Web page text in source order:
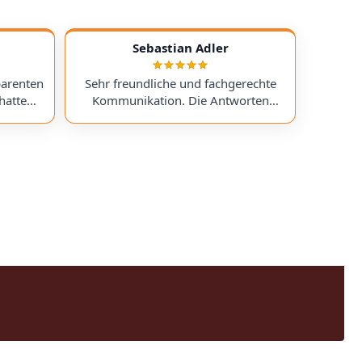
ein
I
Sebastian Adler
Sehr freundliche und fachgerechte
Kommunikation. Die Antworten